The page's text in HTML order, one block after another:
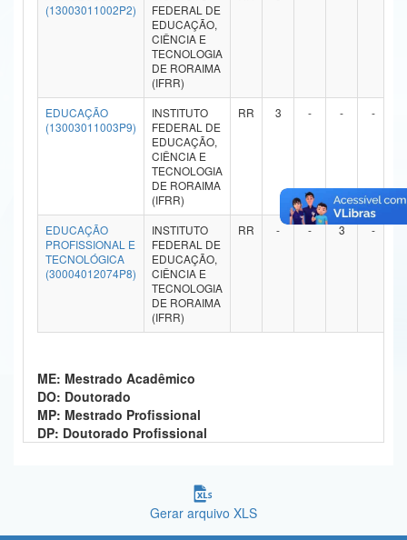
Ministério da Ciência, Tecnologia, Inovações e Comunicações
Ministério do Turismo
Ministério do Desenvolvimento Regional
Ministério da Mulher, da Família e dos Direitos Humanos
Secretaria-Geral
Secretaria de Governo
Gabinete de Segurança Institucional
Banco Central do Brasil
Planalto
(13003011002P2)
FEDERAL DE
EDUCAÇÃO,
CIÊNCIA E
TECNOLOGIA
DE RORAIMA
(IFRR)
EDUCAÇÃO
(13003011003P9)
INSTITUTO
FEDERAL DE
EDUCAÇÃO,
CIÊNCIA E
TECNOLOGIA
DE RORAIMA
(IFRR)
RR 3 - - -
EDUCAÇÃO
PROFISSIONAL E
TECNOLÓGICA
(30004012074P8)
INSTITUTO
FEDERAL DE
EDUCAÇÃO,
CIÊNCIA E
TECNOLOGIA
DE RORAIMA
(IFRR)
RR - - 3 -
ME: Mestrado Acadêmico
DO: Doutorado
MP: Mestrado Profissional
DP: Doutorado Profissional
Gerar arquivo XLS